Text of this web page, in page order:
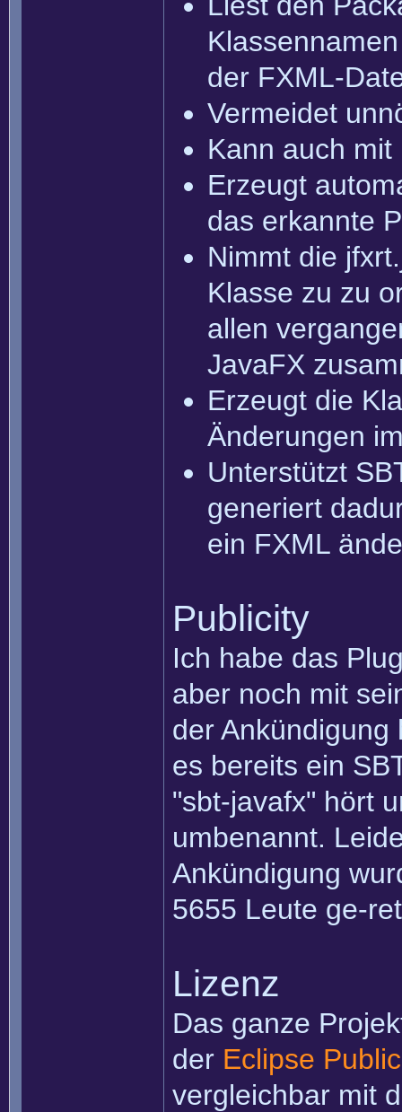
der FXML-
Vermeidet
Kann auch
Erzeugt
das erkannte
Nimmt die
Klasse zu zu
allen
JavaFX
Erzeugt die
Änderungen
Unterstützt
generiert
ein FXML
Publicity
Ich habe das
aber noch mit
der
es bereits ein
"sbt-javafx" hört
umbenannt.
Ankündigung
5655 Leute ge-
Lizenz
Das ganze
der Eclipse
vergleichbar mit